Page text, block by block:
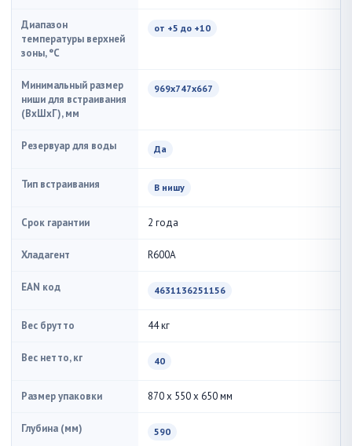
Диапазон
температуры верхней
зоны, °C
от +5 до +10
Минимальный размер
ниши для встраивания
(ВxШxГ), мм
969х747х667
Резервуар для воды Да
Тип встраивания В нишу
Срок гарантии 2 года
Хладагент R600A
EAN код 4631136251156
Вес брутто 44 кг
Вес нетто, кг 40
Размер упаковки 870 x 550 x 650 мм
Глубина (мм) 590